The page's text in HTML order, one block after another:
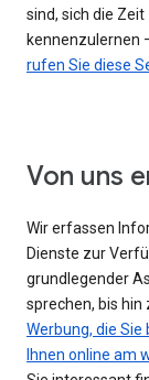
sind, sich die
kennenzulernen
rufen Sie diese
Von uns
Wir erfassen
Dienste zur
grundlegender
sprechen, bis hin
Werbung, die
Ihnen online am